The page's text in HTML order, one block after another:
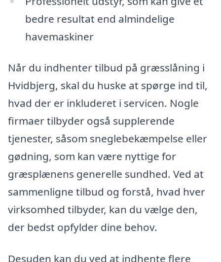
bedre resultat end almindelige
havemaskiner
Når du indhenter tilbud på græsslåning i
Hvidbjerg, skal du huske at spørge ind til,
hvad der er inkluderet i servicen. Nogle
firmaer tilbyder også supplerende
tjenester, såsom sneglebekæmpelse eller
gødning, som kan være nyttige for
græsplænens generelle sundhed. Ved at
sammenligne tilbud og forstå, hvad hver
virksomhed tilbyder, kan du vælge den,
der bedst opfylder dine behov.
Desuden kan du ved at indhente flere